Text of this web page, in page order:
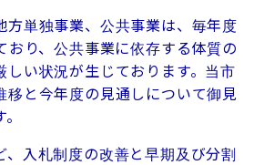
単独事業、公共事業は、毎年度
おり、公共事業に依存する体質の
しい状況が生じております。当市
移と今年度の見通しについて御見
入札制度の改善と早期及び分割